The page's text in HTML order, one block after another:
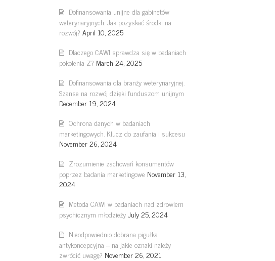
Dofinansowania unijne dla gabinetów
weterynaryjnych. Jak pozyskać środki na
rozwój? April 10, 2025
Dlaczego CAWI sprawdza się w badaniach
pokolenia Z? March 24, 2025
Dofinansowania dla branży weterynaryjnej.
Szanse na rozwój dzięki funduszom unijnym
December 19, 2024
Ochrona danych w badaniach
marketingowych. Klucz do zaufania i sukcesu
November 26, 2024
Zrozumienie zachowań konsumentów
poprzez badania marketingowe November 13,
2024
Metoda CAWI w badaniach nad zdrowiem
psychicznym młodzieżyJuly 25, 2024
Nieodpowiednio dobrana pigułka
antykoncepcyjna – na jakie oznaki należy
zwrócić uwagę? November 26, 2021